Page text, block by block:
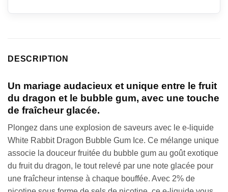
DESCRIPTION
Un mariage audacieux et unique entre le fruit
du dragon et le bubble gum, avec une touche
de fraîcheur glacée.
Plongez dans une explosion de saveurs avec le e-liquide
White Rabbit Dragon Bubble Gum Ice. Ce mélange unique
associe la douceur fruitée du bubble gum au goût exotique
du fruit du dragon, le tout relevé par une note glacée pour
une fraîcheur intense à chaque bouffée. Avec 2% de